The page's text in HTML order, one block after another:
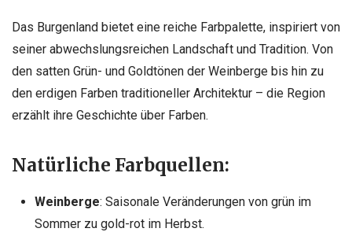
Das Burgenland bietet eine reiche Farbpalette, inspiriert von
seiner abwechslungsreichen Landschaft und Tradition. Von
den satten Grün- und Goldtönen der Weinberge bis hin zu
den erdigen Farben traditioneller Architektur – die Region
erzählt ihre Geschichte über Farben.
Natürliche Farbquellen:
Weinberge: Saisonale Veränderungen von grün im
Sommer zu gold-rot im Herbst.